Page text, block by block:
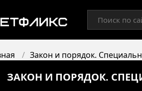
Закон и порядок.
ЗАКОН И ПОРЯДОК.